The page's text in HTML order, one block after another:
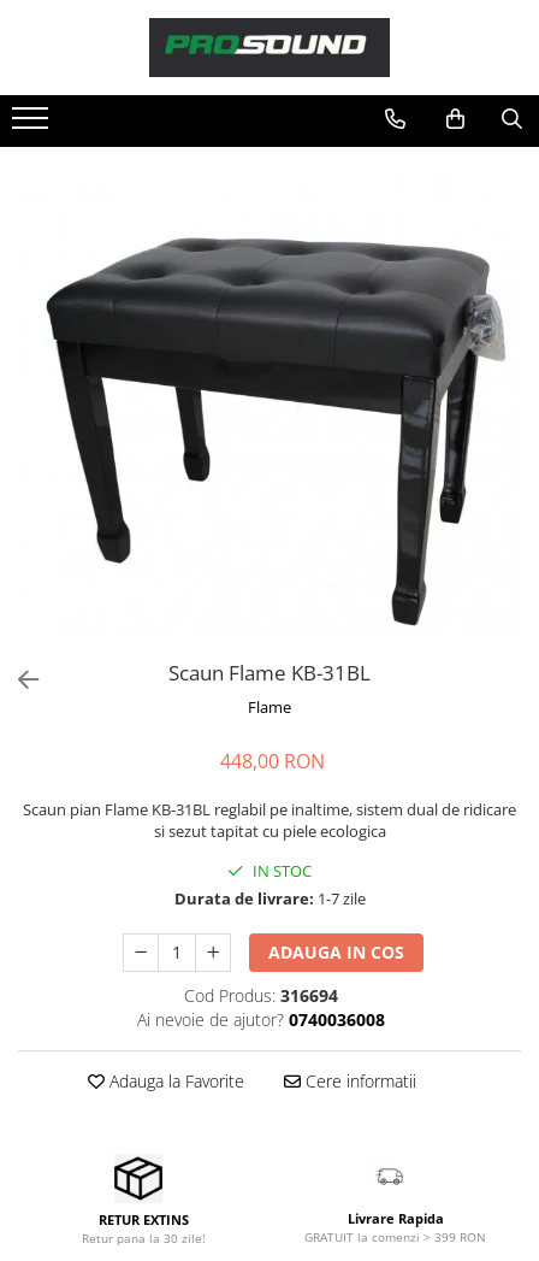
Sonorizare / PA
Stabilizatoare de tensiune UPS si
Power Conditioner
Unelte Audio
Microfoane
Accesorii de microfoane
Capsule de microfon
Case-uri de microfoane
Microfoane de broadcast
Microfoane de instrumente
Microfoane de masurare si
Microfoane lavaliera si headset
Microfoane pt instalatii si
Microfoane wireless si sisteme
Studio si inregistrari
Accesorii de microfoane
Accesorii de rack
Controllere MIDI - USB DAW
Controllere monitoare de studio
Convertoare AD/DA
Scaun Flame KB-31BL
Flame
448,00 RON
Scaun pian Flame KB-31BL reglabil pe inaltime, sistem dual de ridicare
si sezut tapitat cu piele ecologica
IN STOC
Durata de livrare: 1-7 zile
ADAUGA IN COS
Cod Produs: 316694
Ai nevoie de ajutor? 0740036008
Adauga la Favorite Cere informatii
RETUR EXTINS
Retur pana la 30 zile!
Livrare Rapida
GRATUIT la comenzi > 399 RON